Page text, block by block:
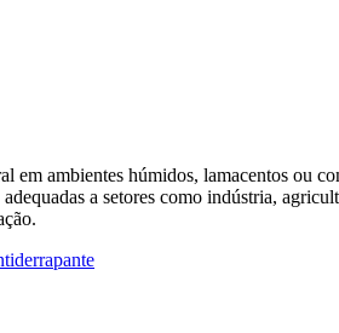
em ambientes húmidos, lamacentos ou
adequadas a setores como indústria,